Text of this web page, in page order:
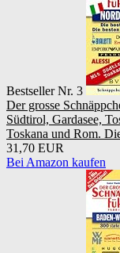
Bestseller Nr. 3
Der grosse
Südtirol, Gardasee,
Toskana und Rom.
31,70 EUR
Bei Amazon kaufen